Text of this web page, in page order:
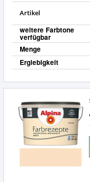
Artikel
weitere Farbtone
verfügbar
Menge
Ergiebigkeit